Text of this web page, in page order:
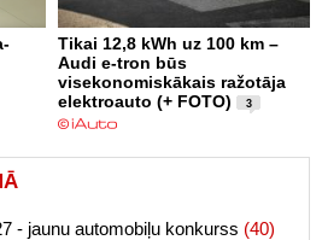
Tikai 12,8 kWh uz 100 km –
Audi e-tron būs
visekonomiskākais ražotāja
elektroauto (+ FOTO)
3
- jaunu automobiļu konkurss (40)